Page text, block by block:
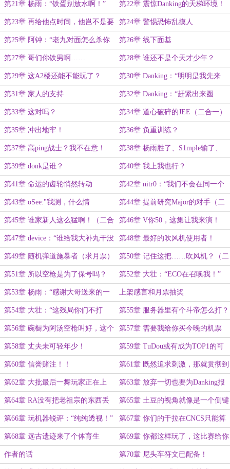
一）
第21章 杨雨：“铁蛋别放水啊！” 第22章 震惊Danking的天梯环境！
第23章 再给他点时间，他岂不是要
拿TOP1？
第24章 警惕恐怖乱摸人
第25章 阿钟：“老九对面怎么杀你
比杀鸡还快啊！”
第26章 线下面基
第27章 哥们你铁男啊…… 第28章 谁还不是个天才少年？
第29章 这A2楼还能不能玩了？
（二合一）
第30章 Danking：“明明是我先来
的！”
第31章 家人的支持 第32章 Danking：“赶紧出来圈
米！”
第33章 这对吗？ 第34章 道心破碎的JEE（二合一）
第35章 冲出地牢！ 第36章 负重训练？
第37章 高ping战士？我不在意！ 第38章 杨雨胜了、S1mple输了、
NIKO睡不着了（二合一）
第39章 donk是谁？ 第40章 我上我也行？
第41章 命运的齿轮悄然转动 第42章 nitr0：“我们不会在同一个
地方跌倒两次！”
第43章 oSee:"我测，什么情
况？"（万字）
第44章 提前研究Major的对手（二
合一）
第45章 谁家新人这么猛啊！（二合
一）
第46章 V你50，这集让我来演！
第47章 device：“谁给我大补丸干没
了？”
第48章 最好的吹风机使用者！
第49章 随机弹道施暴者（求月票） 第50章 记住这把……吹风机？（二
合一）
第51章 所以空枪是为了保号吗？
（二合一）
第52章 大壮：“ECO在召唤我！”
第53章 杨雨：“感谢大哥送来的一
把AK！”
上架感言和月票抽奖
第54章 大壮：“这残局你们不打
吗？”（求首订）
第55章 服务器里有个斗帝怎么打？
（求首订）
第56章 碗橱为阿汤空枪叫好，这个
世界太魔幻了
第57章 需要我给你买今晚的机票
吗？（求月票～）
第58章 丈夫未可轻年少！ 第59章 TuDou或有成为TOP1的可
能！
第60章 信誉赌注！！ 第61章 既然追求刺激，那就贯彻到
底！
第62章 大批最后一舞玩家正在上
线！
第63章 放弃一切也要为Danking报
仇吗？
第64章 RA没有把老祖宗的东西丢
掉！
第65章 土豆的视角就像是一个侧键
坏掉的天才少年！
第66章 玩机器锐评：“纯纯透视！” 第67章 你们的干拉在CNCS只能算
萝莉！（万字）
第68章 远古遗迹来了个体育生 第69章 你都这样玩了，这比赛给你
了
作者的话 第70章 尼头车符文已配备！